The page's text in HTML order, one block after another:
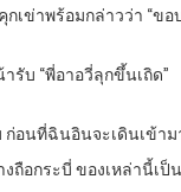
เข่า​พร้อม​กล่าวว่า​ “ข
บ​ “พี่​อา​อวี่​ลุกขึ้น​เถิด​”
อนที่​ฉิน​อิน​จะเดิน​เข้า
ถือ​กระบี่​ ของ​เหล่านี้​เ